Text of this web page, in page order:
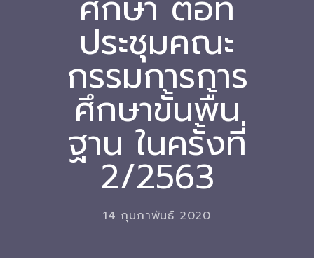
---- พ.ร.บ. และอนุบัญญัติ
---- พ.ร.ฎ. ขยายเวลาใช้บังคับ พ.ร.บ.พื้นที่นวัตกรรมการ
ศึกษา พ.ศ. 252 พ.ศ. 2569
---- รายงานการประเมินผลสัมฤทธิ์ พ.ร.บ.พื้นที่นวัตกรรม
การศึกษา พ.ศ. 2562
---- รับฟังความคิดเห็นร่าง พ.ร.ฎ. ฯ
---- รายงานการวิเคราะห์ผลกระทบที่อาจเกิดขึ้นจากกฎ
ประชุมคณะ
กรรมการการ
ศึกษาขั้นพื้น
ฐาน ในครั้งที่
2/2563
14 กุมภาพันธ์ 2020